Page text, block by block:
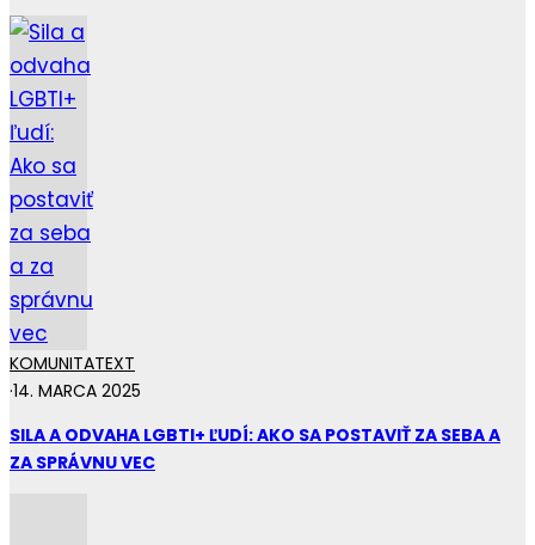
KOMUNITATEXT
·14. MARCA 2025
SILA A ODVAHA LGBTI+ ĽUDÍ: AKO SA POSTAVIŤ ZA SEBA A
ZA SPRÁVNU VEC